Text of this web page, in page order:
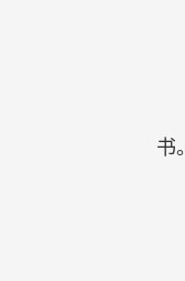
书